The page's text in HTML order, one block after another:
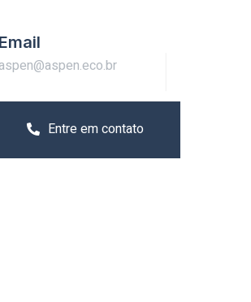
Email
aspen@aspen.eco.br
Entre em contato